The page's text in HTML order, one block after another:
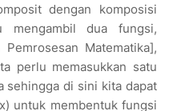
dengan komposisi
dua fungsi,
Matematika],
perlu memasukkan satu
sehingga di sini kita dapat
untuk membentuk fungsi